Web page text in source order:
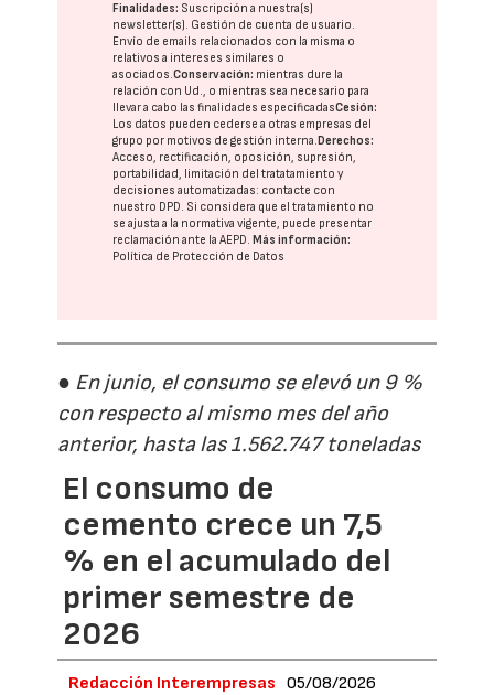
Finalidades: Suscripción a nuestra(s)
newsletter(s). Gestión de cuenta de usuario.
Envío de emails relacionados con la misma o
relativos a intereses similares o
asociados.Conservación: mientras dure la
relación con Ud., o mientras sea necesario para
llevar a cabo las finalidades especificadasCesión:
Los datos pueden cederse a otras empresas del
grupo por motivos de gestión interna.Derechos:
Acceso, rectificación, oposición, supresión,
portabilidad, limitación del tratatamiento y
decisiones automatizadas: contacte con
nuestro DPD. Si considera que el tratamiento no
se ajusta a la normativa vigente, puede presentar
reclamación ante laAEPD.Más información:
Política de Protección de Datos
● En junio, el consumo se elevó un 9 %
con respecto al mismo mes del año
anterior, hasta las 1.562.747 toneladas
El consumo de
cemento crece un 7,5
% en el acumulado del
primer semestre de
2026
Redacción Interempresas 05/08/2026